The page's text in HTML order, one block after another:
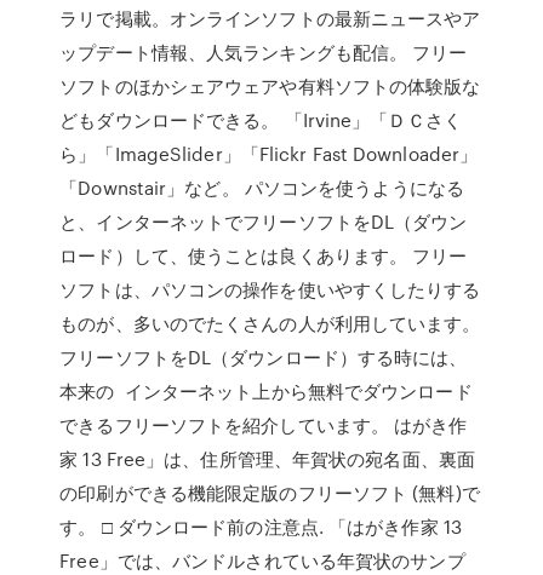
ラリで掲載。オンラインソフトの最新ニュースやア
ップデート情報、人気ランキングも配信。 フリー
ソフトのほかシェアウェアや有料ソフトの体験版な
どもダウンロードできる。 「Irvine」「ＤＣさく
ら」「ImageSlider」「Flickr Fast Downloader」
「Downstair」など。 パソコンを使うようになる
と、インターネットでフリーソフトをDL（ダウン
ロード）して、使うことは良くあります。 フリー
ソフトは、パソコンの操作を使いやすくしたりする
ものが、多いのでたくさんの人が利用しています。
フリーソフトをDL（ダウンロード）する時には、
本来の インターネット上から無料でダウンロード
できるフリーソフトを紹介しています。 はがき作
家 13 Free」は、住所管理、年賀状の宛名面、裏面
の印刷ができる機能限定版のフリーソフト (無料)で
す。 □ ダウンロード前の注意点. 「はがき作家 13
Free」では、バンドルされている年賀状のサンプ